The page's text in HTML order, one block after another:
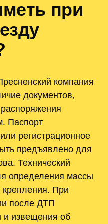
при
компания
документов,
Паспорт
регистрационное
предъявлено для
Технический
определения массы
крепления. При
после ДТП
и извещения об